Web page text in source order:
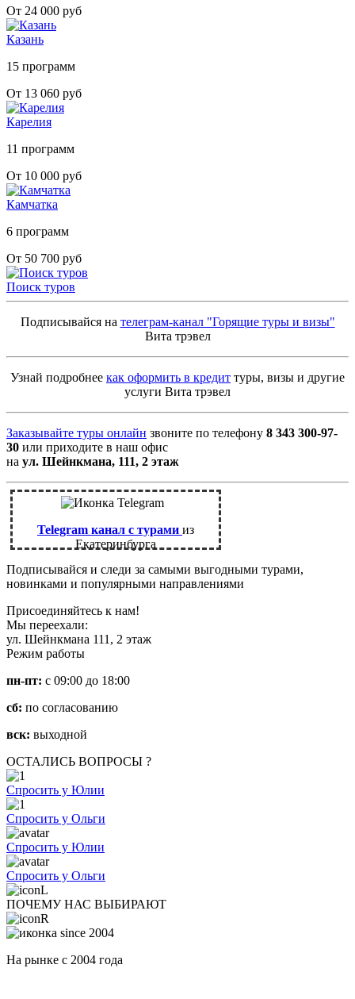
От 24 000 руб
Казань
15 программ
От 13 060 руб
Карелия
11 программ
От 10 000 руб
Камчатка
6 программ
От 50 700 руб
Поиск туров
Подписывайся на телеграм-канал "Горящие туры и визы"
Вита трэвел
Узнай подробнее как оформить в кредит туры, визы и другие
услуги Вита трэвел
Заказывайте туры онлайн звоните по телефону 8 343 300-97-
30 или приходите в наш офис
на ул. Шейнкмана, 111, 2 этаж
Telegram канал с турами из
Екатеринбурга
Подписывайся и следи за самыми выгодными турами,
новинками и популярными направлениями
Присоединяйтесь к нам!
Мы переехали:
ул. Шейнкмана 111, 2 этаж
Режим работы
пн-пт: с 09:00 до 18:00
сб: по согласованию
вск: выходной
ОСТАЛИСЬ ВОПРОСЫ ?
Спросить у Юлии
Спросить у Ольги
Спросить у Юлии
Спросить у Ольги
ПОЧЕМУ НАС ВЫБИРАЮТ
На рынке с 2004 года